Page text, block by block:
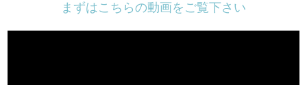
まずはこちらの動画をご覧下さい